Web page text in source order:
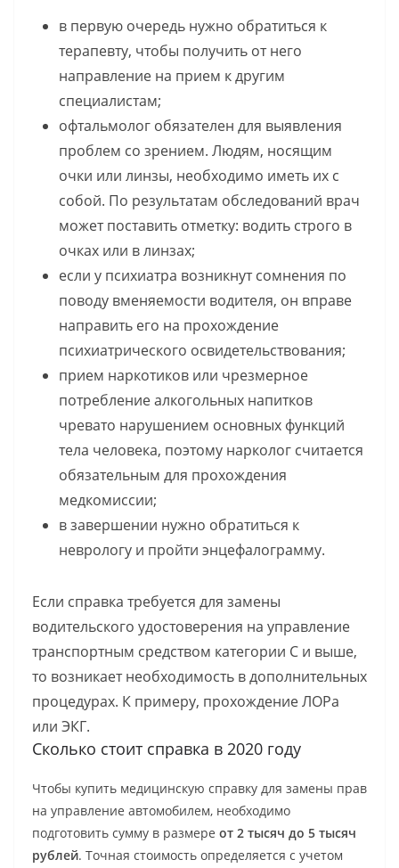
в первую очередь нужно обратиться к
терапевту, чтобы получить от него
направление на прием к другим
специалистам;
офтальмолог обязателен для выявления
проблем со зрением. Людям, носящим
очки или линзы, необходимо иметь их с
собой. По результатам обследований врач
может поставить отметку: водить строго в
очках или в линзах;
если у психиатра возникнут сомнения по
поводу вменяемости водителя, он вправе
направить его на прохождение
психиатрического освидетельствования;
прием наркотиков или чрезмерное
потребление алкогольных напитков
чревато нарушением основных функций
тела человека, поэтому нарколог считается
обязательным для прохождения
медкомиссии;
в завершении нужно обратиться к
неврологу и пройти энцефалограмму.
Если справка требуется для замены
водительского удостоверения на управление
транспортным средством категории С и выше,
то возникает необходимость в дополнительных
процедурах. К примеру, прохождение ЛОРа
или ЭКГ.
Сколько стоит справка в 2020 году
Чтобы купить медицинскую справку для замены прав
на управление автомобилем, необходимо
подготовить сумму в размере от 2 тысяч до 5 тысяч
рублей. Точная стоимость определяется с учетом